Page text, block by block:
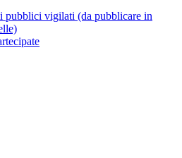
pubblici vigilati (da pubblicare in